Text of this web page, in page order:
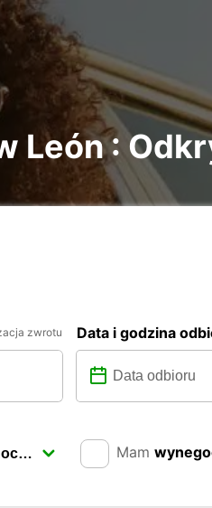
León :
zwrotu Data i godzina
Mam